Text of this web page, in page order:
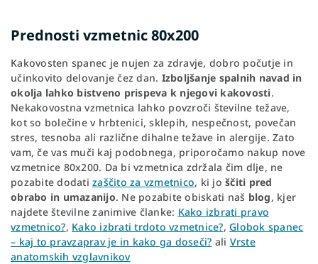
Prednosti vzmetnic 80x200
Kakovosten spanec je nujen za zdravje, dobro počutje in
učinkovito delovanje čez dan. Izboljšanje spalnih navad in
okolja lahko bistveno prispeva k njegovi kakovosti.
Nekakovostna vzmetnica lahko povzroči številne težave,
kot so bolečine v hrbtenici, sklepih, nespečnost, povečan
stres, tesnoba ali različne dihalne težave in alergije. Zato
vam, če vas muči kaj podobnega, priporočamo nakup nove
vzmetnice 80x200. Da bi vzmetnica zdržala čim dlje, ne
pozabite dodati zaščito za vzmetnico, ki jo ščiti pred
obrabo in umazanijo. Ne pozabite obiskati naš blog, kjer
najdete številne zanimive članke: Kako izbrati pravo
vzmetnico?, Kako izbrati trdoto vzmetnice?, Globok spanec
– kaj to pravzaprav je in kako ga doseči? ali Vrste
anatomskih vzglavnikov